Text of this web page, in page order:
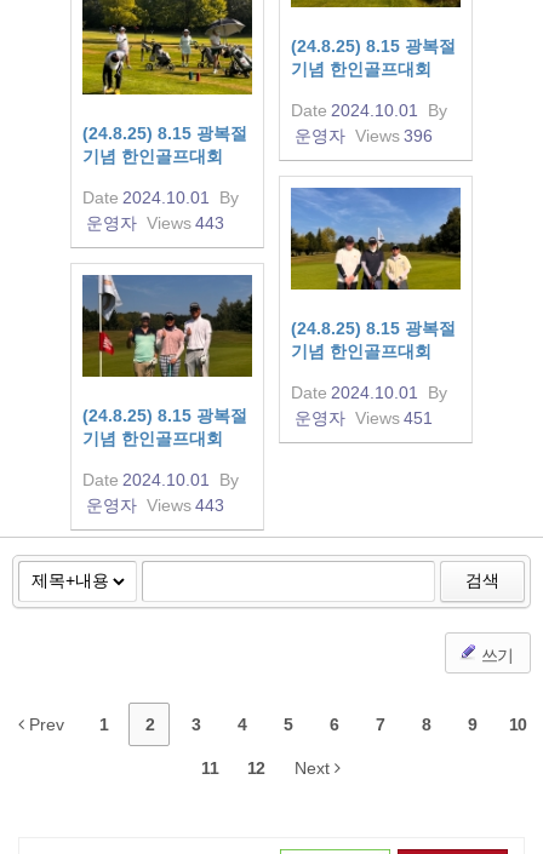
(24.8.25) 8.15 광복절
기념 한인골프대회
Date 2024.10.01
By
운영자 Views396
(24.8.25) 8.15 광복절
기념 한인골프대회
Date 2024.10.01
By
운영자 Views443
(24.8.25) 8.15 광복절
기념 한인골프대회
Date 2024.10.01
By
운영자 Views451
(24.8.25) 8.15 광복절
기념 한인골프대회
Date 2024.10.01
By
운영자 Views443
검색
쓰기
Prev 1 2 3 4 5 6 7 8 9 10
11 12 Next